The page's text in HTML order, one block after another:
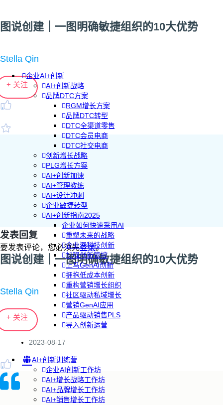
企业AI+创新
AI+创新战略
品牌DTC方案
RGM增长方案
品牌DTC转型
DTC全渠道零售
DTC会员电商
DTC社交电商
创新增长战略
PLG增长方案
AI+创新加速
AI+管理教练
AI+设计冲刺
企业敏捷转型
AI+创新指南2025
企业如何快速采用AI
重塑未来的战略
企业深科技创新
加强创新管控
上马GenAI创新
拥抱低成本创新
重构营销增长组织
社区驱动私域增长
营销GenAI应用
产品驱动销售PLS
导入创新运营
AI+创新训练营
企业AI创新工作坊
AI+增长战略工作坊
AI+品牌增长工作坊
AI+销售增长工作坊
图说创建｜一图明确敏捷组织的10大优势
Stella Qin
+ 关注
发表回复
要发表评论，您必须先登录。
图说创建｜一图明确敏捷组织的10大优势
Stella Qin
+ 关注
2023-08-17